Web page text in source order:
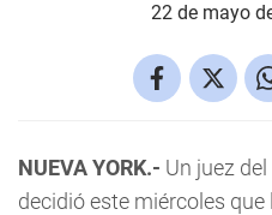
22 de mayo
NUEVA YORK.- Un juez
decidió este miércoles que